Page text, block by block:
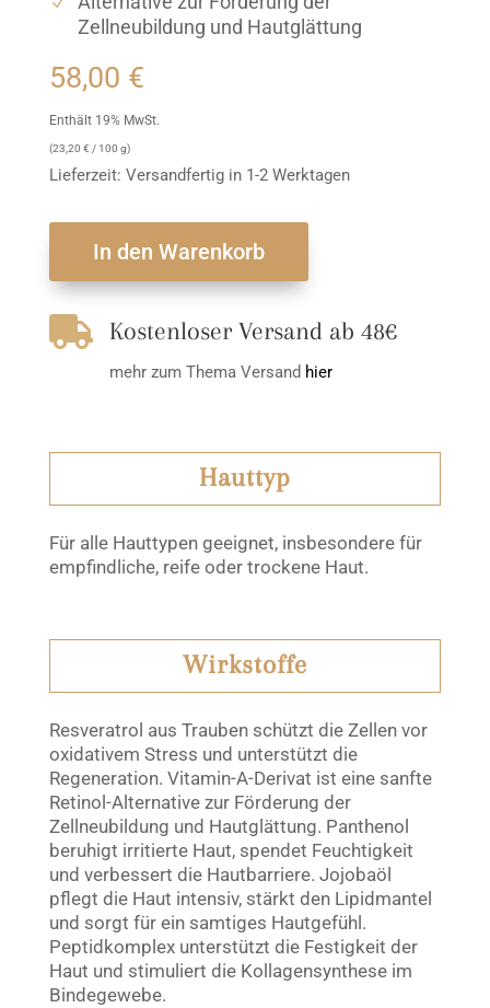
Zellneubildung und Hautglättung
58,00 €
Enthält 19% MwSt.
(23,20 € / 100 g)
Lieferzeit: Versandfertig in 1-2 Werktagen
In den Warenkorb
 Kostenloser Versand ab 48€
mehr zum Thema Versand hier
Hauttyp
Für alle Hauttypen geeignet, insbesondere für
empfindliche, reife oder trockene Haut.
Wirkstoffe
Resveratrol aus Trauben schützt die Zellen vor
oxidativem Stress und unterstützt die
Regeneration. Vitamin-A-Derivat ist eine sanfte
Retinol-Alternative zur Förderung der
Zellneubildung und Hautglättung. Panthenol
beruhigt irritierte Haut, spendet Feuchtigkeit
und verbessert die Hautbarriere. Jojobaöl
pflegt die Haut intensiv, stärkt den Lipidmantel
und sorgt für ein samtiges Hautgefühl.
Peptidkomplex unterstützt die Festigkeit der
Haut und stimuliert die Kollagensynthese im
Bindegewebe.